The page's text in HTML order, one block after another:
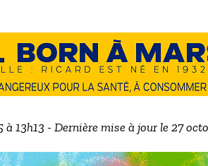
à 13h13 - Dernière mise à jour le 27